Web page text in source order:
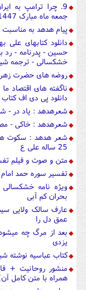
جمعه ماه مبارک 1447 ه ق
پیام هدهد به
دانلود کتابهای
حسین - پدرنامه - رد
خشکسالی - ترجمه شیعی
روضه های حضرت زهرا
ناگفته های اقتصاد
دانلود پی دی اف
شعرهدهد : یاد در -
شعرهدهد : خاکی -
شعر هدهد : سکوت
25 ساله علی ع
متن و صوت و فیلم
تفسیر سوره حمد امام
ویژه نامه
بحران کم آبی
عارف سالک ولایی
عمق دل را
بعد از مرگ چه
یزدی
کتاب عباسیه نوشته
منشور روحانیت +
همراه با متن کامل